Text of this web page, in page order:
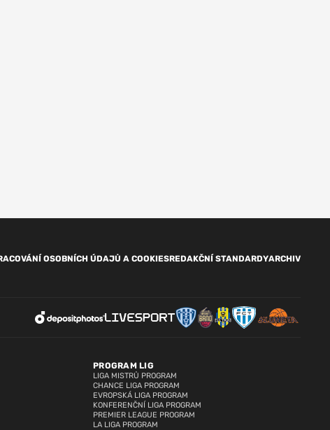
OSOBNÍCH ÚDAJŮ A COOKIESREDAKČNÍ STANDARDYARCHIV
PROGRAM LIG
LIGA MISTRŮ PROGRAM
CHANCE LIGA PROGRAM
EVROPSKÁ LIGA PROGRAM
KONFERENČNÍ LIGA PROGRAM
PREMIER LEAGUE PROGRAM
LA LIGA PROGRAM